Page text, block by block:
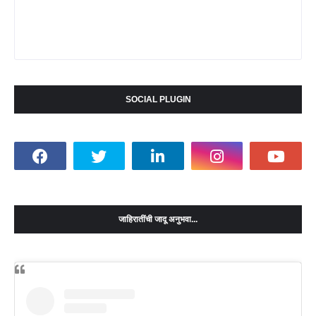
SOCIAL PLUGIN
जाहिरातींची जादू अनुभवा...